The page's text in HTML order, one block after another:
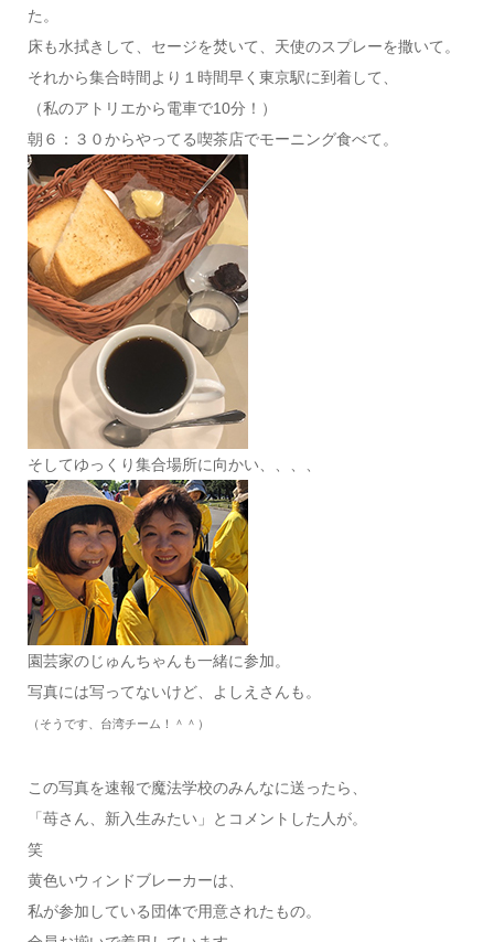
た。
床も水拭きして、セージを焚いて、天使のスプレーを撒いて。
それから集合時間より１時間早く東京駅に到着して、
（私のアトリエから電車で10分！）
朝６：３０からやってる喫茶店でモーニング食べて。
そしてゆっくり集合場所に向かい、、、、
園芸家のじゅんちゃんも一緒に参加。
写真には写ってないけど、よしえさんも。
（そうです、台湾チーム！＾＾）
この写真を速報で魔法学校のみんなに送ったら、
「苺さん、新入生みたい」とコメントした人が。
笑
黄色いウィンドブレーカーは、
私が参加している団体で用意されたもの。